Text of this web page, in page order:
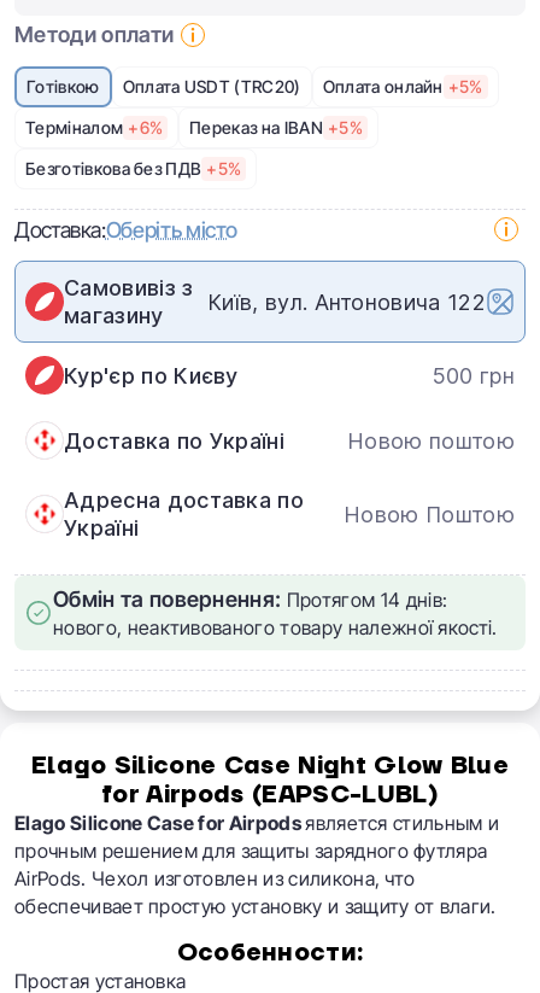
Методи оплати
Готівкою Оплата USDT (TRC20) Оплата онлайн +5%
Терміналом +6% Переказ на IBAN +5%
Безготівкова без ПДВ +5%
Доставка:Оберіть місто
Самовивіз з
магазину
Київ, вул. Антоновича 122
Кур'єр по Києву 500 грн
Доставка по Україні Новою поштою
Адресна доставка по
Україні
Новою Поштою
Обмін та повернення: Протягом 14 днів:
нового, неактивованого товару належної якості.
Elago Silicone Case Night Glow Blue
for Airpods (EAPSC-LUBL)​
Elago Silicone Case for Airpodsявляется стильным и
прочным решением для защиты зарядного футляра
AirPods. Чехол изготовлен из силикона, что
обеспечивает простую установку и защиту от влаги.
Особенности:
Простая установка